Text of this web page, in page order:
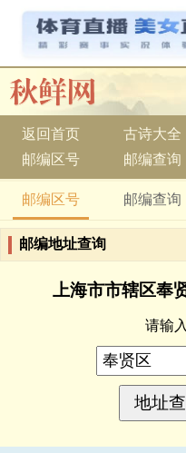
返回首页 古诗大全
邮编区号
邮编查询
邮编区号 邮编查询
邮编地址查询
上海市市辖区奉
请输